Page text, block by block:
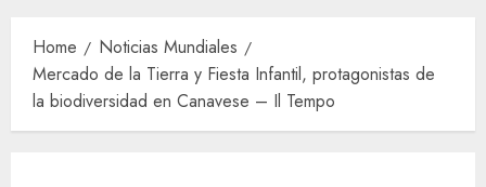
Home
Noticias Mundiales
Mercado de la Tierra y Fiesta Infantil, protagonistas de
la biodiversidad en Canavese – Il Tempo